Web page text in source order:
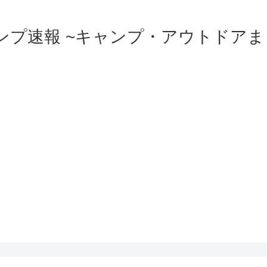
プ速報 ~キャンプ・アウトドア